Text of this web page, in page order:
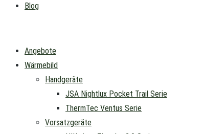
Blog
Angebote
Wärmebild
Handgeräte
JSA Nightlux Pocket Trail Serie
ThermTec Ventus Serie
Vorsatzgeräte